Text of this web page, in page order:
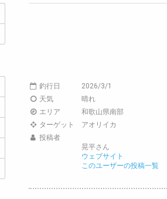
釣行日
2026/3/1
天気
晴れ
エリア
和歌山県南部
ターゲット
アオリイカ
投稿者
晃平さん
ウェブサイト
このユーザーの投稿一覧